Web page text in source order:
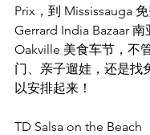
Prix，到 Mississauga
Gerrard India Bazaar
Oakville 美食车节，不
门、亲子遛娃，还是找
以安排起来！
TD Salsa on the Beach